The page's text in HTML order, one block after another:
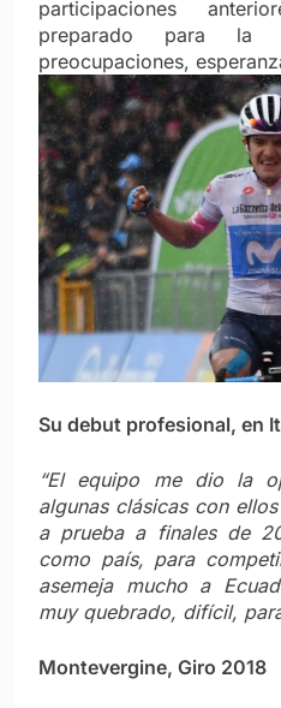
participaciones
preparado para la
preocupaciones,
Su debut profesional, en
“El equipo me dio la
algunas clásicas con
a prueba a finales de
como país, para
asemeja mucho a
muy quebrado, difícil,
Montevergine, Giro 2018